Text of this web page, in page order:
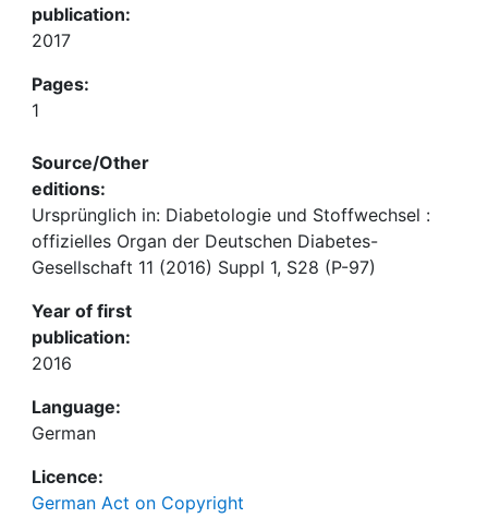
publication:
2017
Pages:
1
Source/Other
editions:
Ursprünglich in: Diabetologie und Stoffwechsel :
offizielles Organ der Deutschen Diabetes-
Gesellschaft 11 (2016) Suppl 1, S28 (P-97)
Year of first
publication:
2016
Language:
German
Licence:
German Act on Copyright